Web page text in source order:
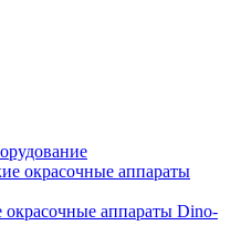
окрасочные аппараты Dino-